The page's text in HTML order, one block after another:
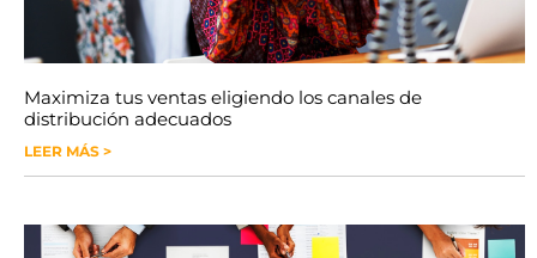
Maximiza tus ventas eligiendo los canales de
distribución adecuados
LEER MÁS >